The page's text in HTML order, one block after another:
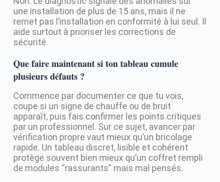
une installation de plus de 15 ans, mais il ne
remet pas l’installation en conformité à lui seul. Il
aide surtout à prioriser les corrections de
sécurité.
Que faire maintenant si ton tableau cumule
plusieurs défauts ?
Commence par documenter ce que tu vois,
coupe si un signe de chauffe ou de bruit
apparaît, puis fais confirmer les points critiques
par un professionnel. Sur ce sujet, avancer par
vérification propre vaut mieux qu’un bricolage
rapide. Un tableau discret, lisible et cohérent
protège souvent bien mieux qu’un coffret rempli
de modules “rassurants” mais mal pensés.